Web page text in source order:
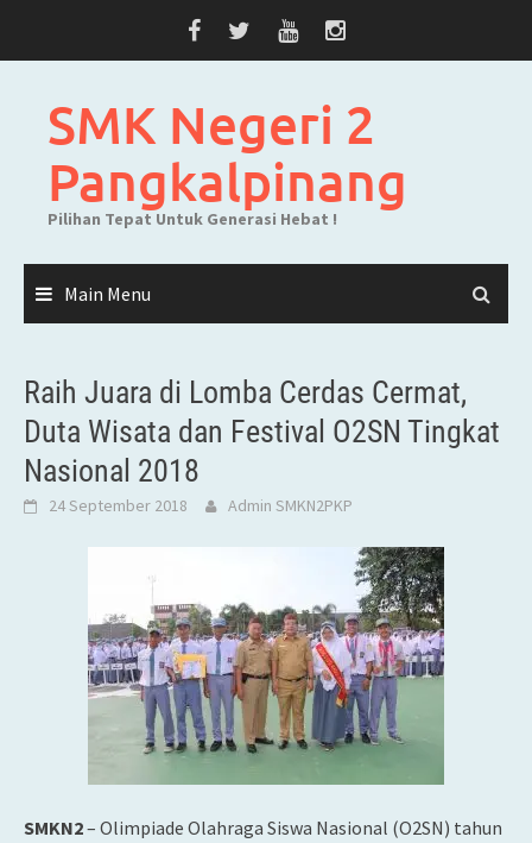
SMK Negeri 2
Pangkalpinang
Pilihan Tepat Untuk Generasi Hebat !
Main Menu
Raih Juara di Lomba Cerdas Cermat,
Duta Wisata dan Festival O2SN Tingkat
Nasional 2018
24 September 2018 Admin SMKN2PKP
SMKN2– Olimpiade Olahraga Siswa Nasional (O2SN) tahun